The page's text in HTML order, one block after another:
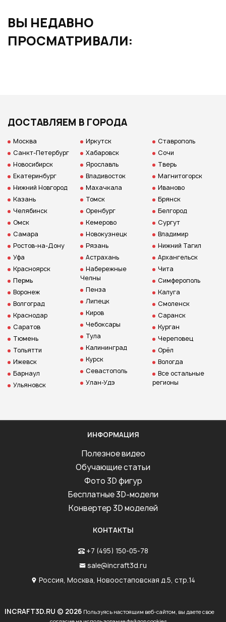
ВЫ НЕДАВНО
ПРОСМАТРИВАЛИ:
ДОСТАВЛЯЕМ В ГОРОДА
Москва
Санкт-Петербург
Новосибирск
Екатеринбург
Нижний Новгород
Казань
Челябинск
Омск
Самара
Ростов-на-Дону
Уфа
Красноярск
Пермь
Воронеж
Волгоград
Краснодар
Саратов
Тюмень
Тольятти
Ижевск
Барнаул
Ульяновск
Иркутск
Хабаровск
Ярославль
Владивосток
Махачкала
Томск
Оренбург
Кемерово
Новокузнецк
Рязань
Астрахань
Набережные
Челны
Пенза
Липецк
Киров
Чебоксары
Тула
Калининград
Курск
Севастополь
Улан-Удэ
Ставрополь
Сочи
Тверь
Магнитогорск
Иваново
Брянск
Белгород
Сургут
Владимир
Нижний Тагил
Архангельск
Чита
Симферополь
Калуга
Смоленск
Саранск
Курган
Череповец
Орёл
Вологда
Все остальные
регионы
ИНФОРМАЦИЯ
Полезное видео
Обучающие статьи
Фото 3D фигур
Бесплатные 3D-модели
Конвертер 3D моделей
КОНТАКТЫ
+7 (495) 150-05-78
sale@incraft3d.ru
Россия, Москва, Новоостаповская д.5, стр.14
INCRAFT3D.RU © 2026 Пользуясь настоящим веб-сайтом, вы даете свое